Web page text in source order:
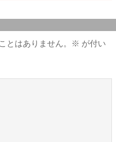
とはありません。 ※ が付い